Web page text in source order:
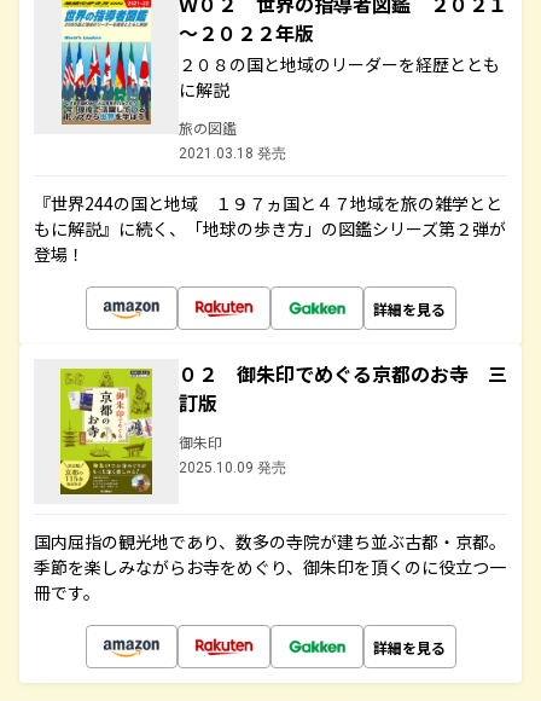
～２０２２年版
２０８の国と地域のリーダーを経歴ととも
に解説
旅の図鑑
2021.03.18 発売
『世界244の国と地域 １９７ヵ国と４７地域を旅の雑学とと
もに解説』に続く、「地球の歩き方」の図鑑シリーズ第２弾が
登場！
詳細を見る
０２ 御朱印でめぐる京都のお寺 三
訂版
御朱印
2025.10.09 発売
国内屈指の観光地であり、数多の寺院が建ち並ぶ古都・京都。
季節を楽しみながらお寺をめぐり、御朱印を頂くのに役立つ一
冊です。
詳細を見る